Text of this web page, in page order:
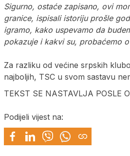
Sigurno, ostaće zapisano, ovi
granice, ispisali istoriju prošle
igramo, kako uspevamo da
pokazuje i kakvi su, probaćemo
Za razliku od većine srpskih
najboljih, TSC u svom sastavu
TEKST SE NASTAVLJA POSLE
Podijeli vijest na: